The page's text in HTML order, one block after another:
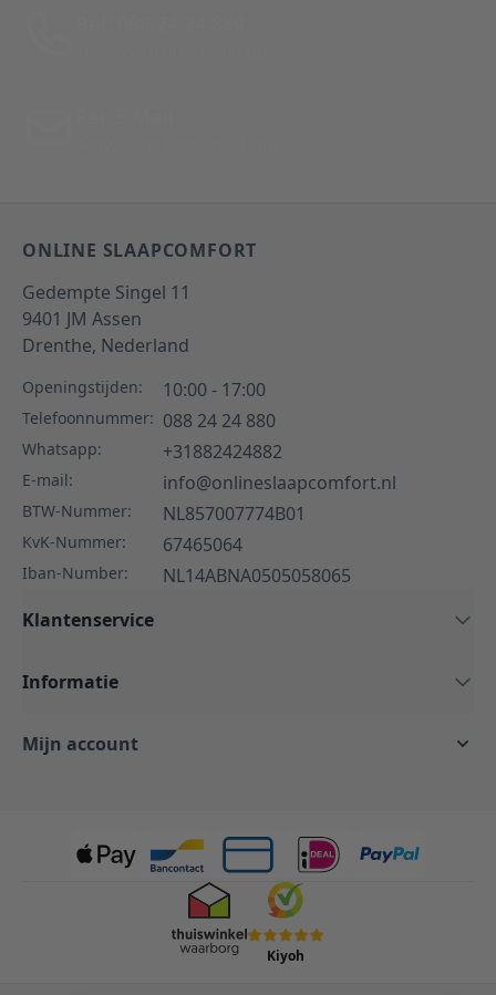
ONLINE SLAAPCOMFORT
Gedempte Singel 11
9401 JM Assen
Drenthe, Nederland
Openingstijden: 10:00 - 17:00
Telefoonnummer: 088 24 24 880
Whatsapp: +31882424882
E-mail: info@onlineslaapcomfort.nl
BTW-Nummer: NL857007774B01
KvK-Nummer: 67465064
Iban-Number:
NL14ABNA0505058065
Klantenservice
Informatie
Mijn account
Kiyoh